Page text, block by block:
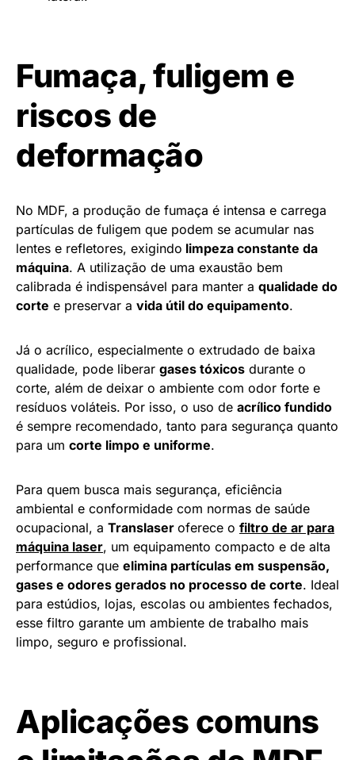
Fumaça, fuligem e
riscos de
deformação
No MDF, a produção de fumaça é intensa e carrega
partículas de fuligem que podem se acumular nas
lentes e refletores, exigindo limpeza constante da
máquina. A utilização de uma exaustão bem
calibrada é indispensável para manter a qualidade do
corte e preservar a vida útil do equipamento.
Já o acrílico, especialmente o extrudado de baixa
qualidade, pode liberar gases tóxicos durante o
corte, além de deixar o ambiente com odor forte e
resíduos voláteis. Por isso, o uso de acrílico fundido
é sempre recomendado, tanto para segurança quanto
para um corte limpo e uniforme.
Para quem busca mais segurança, eficiência
ambiental e conformidade com normas de saúde
ocupacional, a Translaser oferece o filtro de ar para
máquina laser, um equipamento compacto e de alta
performance que elimina partículas em suspensão,
gases e odores gerados no processo de corte. Ideal
para estúdios, lojas, escolas ou ambientes fechados,
esse filtro garante um ambiente de trabalho mais
limpo, seguro e profissional.
Aplicações comuns